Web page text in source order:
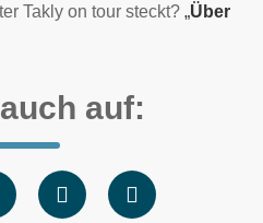
Takly on tour steckt? „Über
auf: